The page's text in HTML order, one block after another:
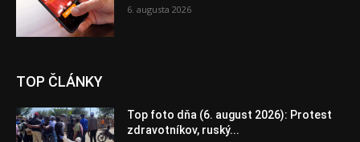
6. augusta 2026
TOP ČLÁNKY
Top foto dňa (6. august 2026): Protest
zdravotníkov, ruský...